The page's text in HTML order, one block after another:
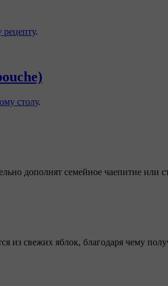
рецепту.
столу.
дополнят семейное чаепитие или
из свежих яблок, благодаря чему